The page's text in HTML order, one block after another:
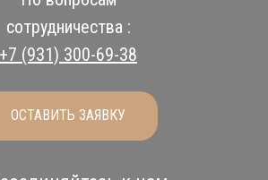
сотрудничества :
+7 (931) 300-69-38
ОСТАВИТЬ ЗАЯВКУ